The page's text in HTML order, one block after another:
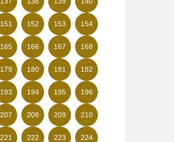
151 152 153 154
165 166 167 168
179 180 181 182
193 194 195 196
207 208 209 210
221 222 223 224